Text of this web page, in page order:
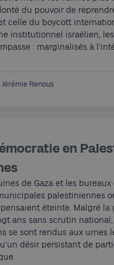
du pouvoir de
celle du boycott
institutionnel israélien,
: marginalisés à
Jérémie Renous
en
de Gaza et les
palestiniennes
éteinte. Malgré
ans sans scrutin
se sont rendus aux urnes
désir persistant de